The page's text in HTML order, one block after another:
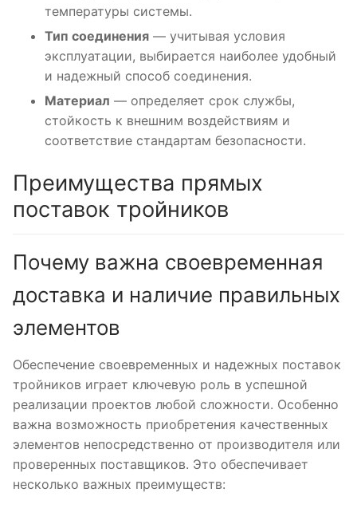
температуры системы.
Тип соединения — учитывая условия
эксплуатации, выбирается наиболее удобный
и надежный способ соединения.
Материал — определяет срок службы,
стойкость к внешним воздействиям и
соответствие стандартам безопасности.
Преимущества прямых
поставок тройников
Почему важна своевременная
доставка и наличие правильных
элементов
Обеспечение своевременных и надежных поставок
тройников играет ключевую роль в успешной
реализации проектов любой сложности. Особенно
важна возможность приобретения качественных
элементов непосредственно от производителя или
проверенных поставщиков. Это обеспечивает
несколько важных преимуществ: